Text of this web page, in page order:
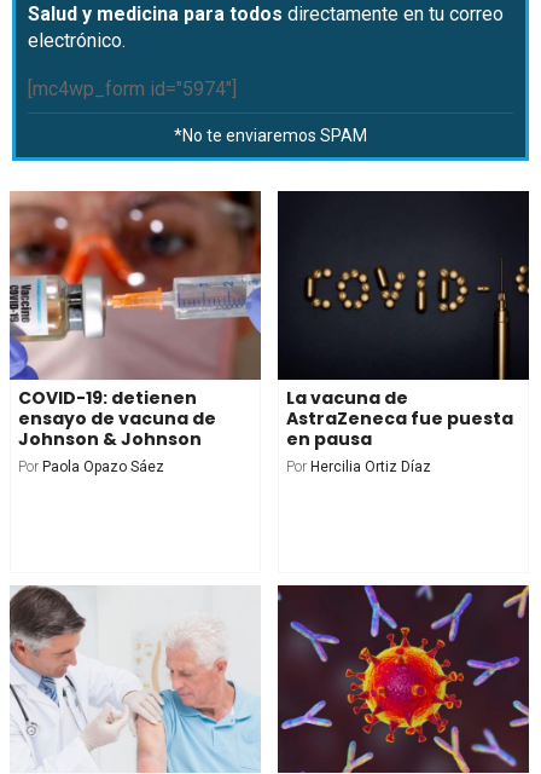
Salud y medicina para todos directamente en tu correo
electrónico.
[mc4wp_form id="5974"]
*No te enviaremos SPAM
COVID-19: detienen
ensayo de vacuna de
Johnson & Johnson
Por Paola Opazo Sáez
La vacuna de
AstraZeneca fue puesta
en pausa
Por Hercilia Ortiz Díaz